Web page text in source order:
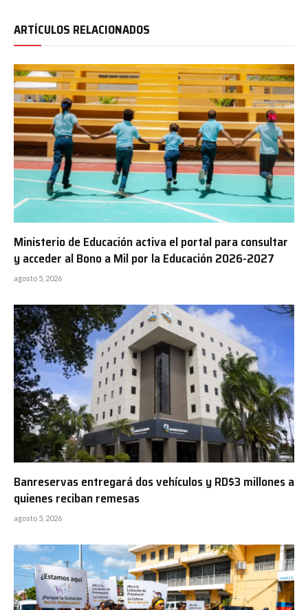
ARTÍCULOS RELACIONADOS
Ministerio de Educación activa el portal para consultar
y acceder al Bono a Mil por la Educación 2026-2027
agosto 5, 2026
Banreservas entregará dos vehículos y RD$3 millones a
quienes reciban remesas
agosto 5, 2026